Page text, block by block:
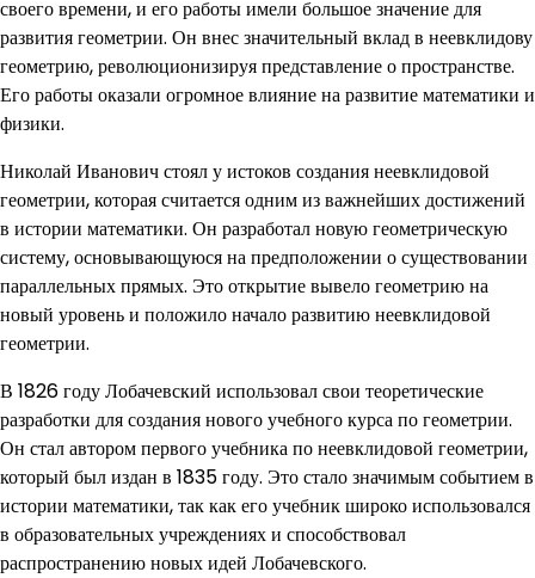
своего времени, и его работы имели большое значение для
развития геометрии. Он внес значительный вклад в неевклидову
геометрию, революционизируя представление о пространстве.
Его работы оказали огромное влияние на развитие математики и
физики.
Николай Иванович стоял у истоков создания неевклидовой
геометрии, которая считается одним из важнейших достижений
в истории математики. Он разработал новую геометрическую
систему, основывающуюся на предположении о существовании
параллельных прямых. Это открытие вывело геометрию на
новый уровень и положило начало развитию неевклидовой
геометрии.
В 1826 году Лобачевский использовал свои теоретические
разработки для создания нового учебного курса по геометрии.
Он стал автором первого учебника по неевклидовой геометрии,
который был издан в 1835 году. Это стало значимым событием в
истории математики, так как его учебник широко использовался
в образовательных учреждениях и способствовал
распространению новых идей Лобачевского.